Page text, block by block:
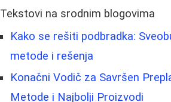
Tekstovi na srodnim blogovima
Kako se rešiti podbradka:
metode i rešenja
Konačni Vodič za Savršen
Metode i Najbolji Proizvodi